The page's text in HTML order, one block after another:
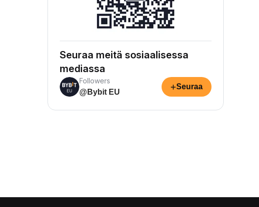
Seuraa meitä sosiaalisessa
mediassa
Followers
@Bybit EU
+Seuraa